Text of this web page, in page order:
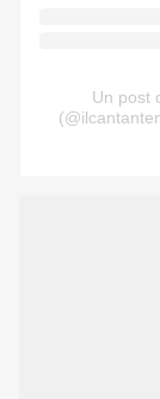
Un post